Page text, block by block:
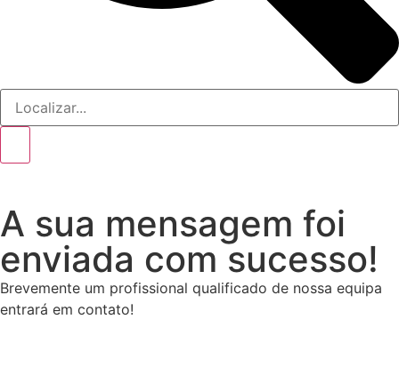
A sua mensagem foi
enviada com sucesso!
Brevemente um profissional qualificado de nossa equipa
entrará em contato!